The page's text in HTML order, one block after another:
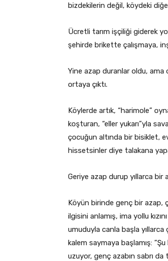
bizdekilerin değil, köydeki
Ücretli tarım işçiliği giderek
şehirde brikette çalışmaya,
Yine azap duranlar oldu, ama
ortaya çıktı.
Köylerde artık, “harimole”
koşturan, “eller yukarı”yla
çocuğun altında bir bisiklet,
hissetsinler diye talakana
Geriye azap durup yıllarca bir
Köyün birinde genç bir azap,
ilgisini anlamış, ima yollu
umuduyla canla başla yıllarca
kalem saymaya başlamış:
uzuyor, genç azabın sabrı